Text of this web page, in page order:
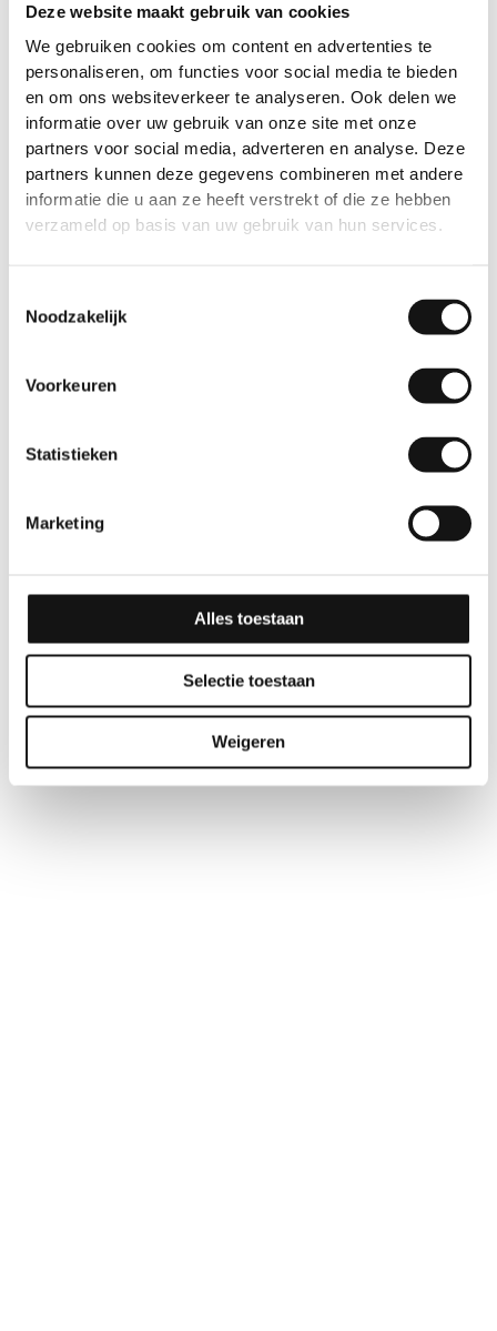
Deze website maakt gebruik van cookies
We gebruiken cookies om content en advertenties te
personaliseren, om functies voor social media te bieden
en om ons websiteverkeer te analyseren. Ook delen we
informatie over uw gebruik van onze site met onze
partners voor social media, adverteren en analyse. Deze
partners kunnen deze gegevens combineren met andere
informatie die u aan ze heeft verstrekt of die ze hebben
verzameld op basis van uw gebruik van hun services.
Noodzakelijk
Voorkeuren
Statistieken
Marketing
Alles toestaan
Selectie toestaan
Weigeren